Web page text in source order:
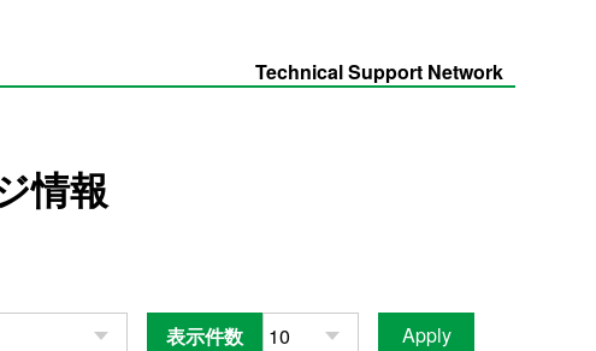
Technical Support Network
情報
表示件数